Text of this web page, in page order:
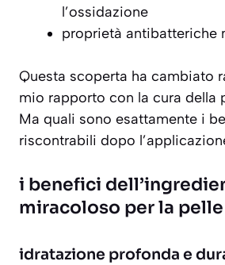
l’ossidazione
proprietà antibatteriche
Questa scoperta ha cambiato
mio rapporto con la cura della
Ma quali sono esattamente i
riscontrabili dopo
i benefici
miracoloso per la pelle
idratazione profonda e